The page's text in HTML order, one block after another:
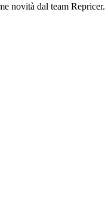
novità dal team Repricer.